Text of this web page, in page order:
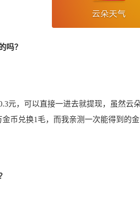
吗？
，可以直接一进去就提现，虽然云
币兑换1毛，而我亲测一次能得到的